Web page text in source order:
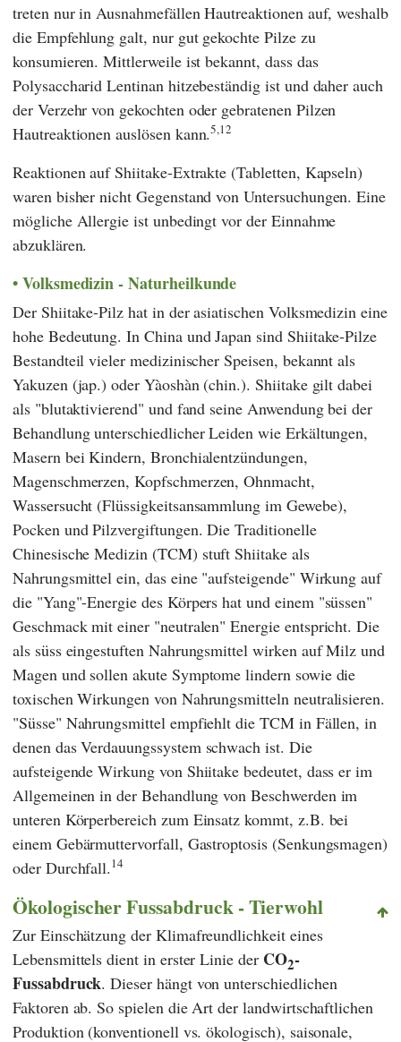
treten nur in Ausnahmefällen Hautreaktionen auf, weshalb
die Empfehlung galt, nur gut gekochte Pilze zu
konsumieren. Mittlerweile ist bekannt, dass das
Polysaccharid Lentinan hitzebeständig ist und daher auch
der Verzehr von gekochten oder gebratenen Pilzen
Hautreaktionen auslösen kann.5,12
Reaktionen auf Shiitake-Extrakte (Tabletten, Kapseln)
waren bisher nicht Gegenstand von Untersuchungen. Eine
mögliche Allergie ist unbedingt vor der Einnahme
abzuklären.
Volksmedizin - Naturheilkunde
Der Shiitake-Pilz hat in der asiatischen Volksmedizin eine
hohe Bedeutung. In China und Japan sind Shiitake-Pilze
Bestandteil vieler medizinischer Speisen, bekannt als
Yakuzen (jap.) oder Yàoshàn (chin.). Shiitake gilt dabei
als "blutaktivierend" und fand seine Anwendung bei der
Behandlung unterschiedlicher Leiden wie Erkältungen,
Masern bei Kindern, Bronchialentzündungen,
Magenschmerzen, Kopfschmerzen, Ohnmacht,
Wassersucht (Flüssigkeitsansammlung im Gewebe),
Pocken und Pilzvergiftungen. DieTraditionelle
Chinesische Medizin(TCM) stuft Shiitake als
Nahrungsmittel ein, das eine "aufsteigende" Wirkung auf
die "Yang"-Energie des Körpers hat und einem "süssen"
Geschmack mit einer "neutralen" Energie entspricht. Die
als süss eingestuften Nahrungsmittel wirken auf Milz und
Magen und sollen akute Symptome lindern sowie die
toxischen Wirkungen von Nahrungsmitteln neutralisieren.
"Süsse" Nahrungsmittel empfiehlt dieTCMin Fällen, in
denen das Verdauungssystem schwach ist. Die
aufsteigende Wirkung von Shiitake bedeutet, dass er im
Allgemeinen in der Behandlung von Beschwerden im
unteren Körperbereich zum Einsatz kommt, z.B. bei
einem Gebärmuttervorfall, Gastroptosis (Senkungsmagen)
oder Durchfall.14
Ökologischer Fussabdruck - Tierwohl
Zur Einschätzung der Klimafreundlichkeit eines
Lebensmittels dient in erster Linie der CO2-
Fussabdruck. Dieser hängt von unterschiedlichen
Faktoren ab. So spielen die Art der landwirtschaftlichen
Produktion (konventionell vs. ökologisch), saisonale,